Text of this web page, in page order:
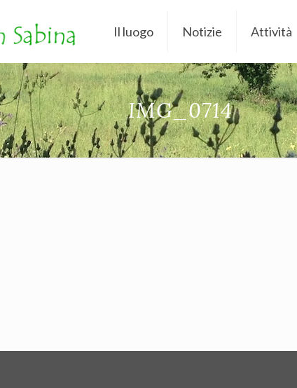
Il luogo Notizie Attività
IMG_0714